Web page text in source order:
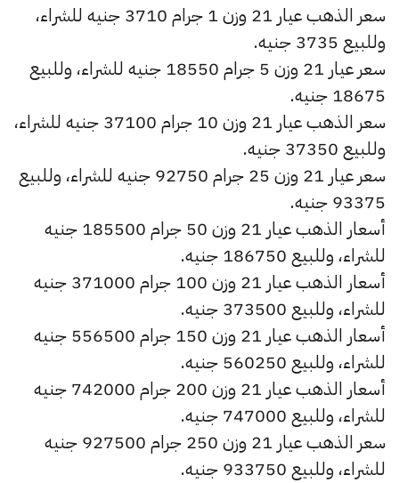
سعر الذهب عيار 21 وزن 1 جرام 3710 جنيه للشراء،
وللبيع 3735 جنيه.
سعر عيار 21 وزن 5 جرام 18550 جنيه للشراء، وللبيع
18675 جنيه.
سعر الذهب عيار 21 وزن 10 جرام 37100 جنيه للشراء،
وللبيع 37350 جنيه.
سعر عيار 21 وزن 25 جرام 92750 جنيه للشراء، وللبيع
93375 جنيه.
أسعار الذهب عيار 21 وزن 50 جرام 185500 جنيه
للشراء، وللبيع 186750 جنيه.
أسعار الذهب عيار 21 وزن 100 جرام 371000 جنيه
للشراء، وللبيع 373500 جنيه.
أسعار الذهب عيار 21 وزن 150 جرام 556500 جنيه
للشراء، وللبيع 560250 جنيه.
أسعار الذهب عيار 21 وزن 200 جرام 742000 جنيه
للشراء، وللبيع 747000 جنيه.
سعر الذهب عيار 21 وزن 250 جرام 927500 جنيه
للشراء، وللبيع 933750 جنيه.